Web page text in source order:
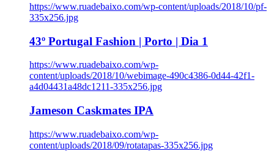
https://www.ruadebaixo.com/wp-content/uploads/2018/10/pf-
335x256.jpg
43º Portugal Fashion | Porto | Dia 1
https://www.ruadebaixo.com/wp-
content/uploads/2018/10/webimage-490c4386-0d44-42f1-
a4d04431a48dc1211-335x256.jpg
Jameson Caskmates IPA
https://www.ruadebaixo.com/wp-
content/uploads/2018/09/rotatapas-335x256.jpg